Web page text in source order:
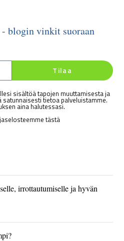
blogin vinkit suoraan
Tilaa
sisältöä tapojen muuttamisesta ja
tietoa palveluistamme.
aina halutessasi.
tästä
irrottautumiselle ja hyvän